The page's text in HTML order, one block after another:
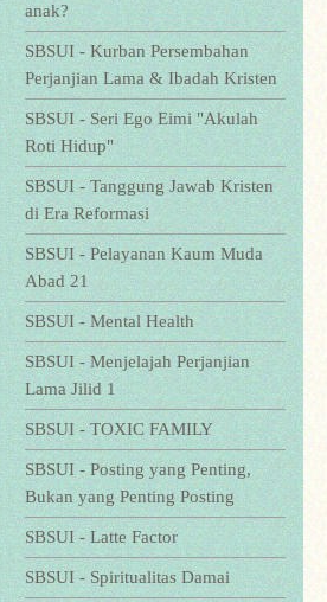
anak?
SBSUI - Kurban Persembahan
Perjanjian Lama & Ibadah Kristen
SBSUI - Seri Ego Eimi "Akulah
Roti Hidup"
SBSUI - Tanggung Jawab Kristen
di Era Reformasi
SBSUI - Pelayanan Kaum Muda
Abad 21
SBSUI - Mental Health
SBSUI - Menjelajah Perjanjian
Lama Jilid 1
SBSUI - TOXIC FAMILY
SBSUI - Posting yang Penting,
Bukan yang Penting Posting
SBSUI - Latte Factor
SBSUI - Spiritualitas Damai